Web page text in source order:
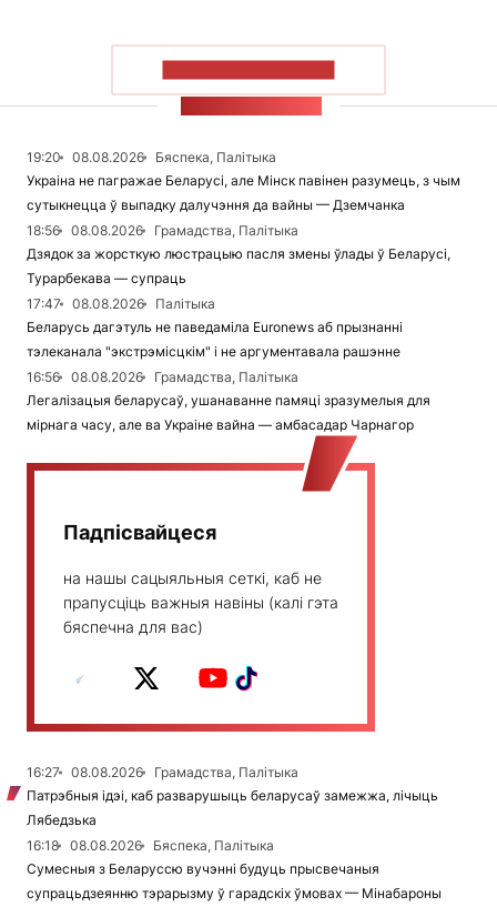
19:20 08.08.2026
Бяспека, Палітыка
Украіна не пагражае Беларусі, але Мінск павінен разумець, з чым
сутыкнецца ў выпадку далучэння да вайны — Дземчанка
18:56
08.08.2026
Грамадства, Палітыка
Дзядок за жорсткую люстрацыю пасля змены ўлады ў Беларусі,
Турарбекава — супраць
17:47
08.08.2026
Палітыка
Беларусь дагэтуль не паведаміла Euronews аб прызнанні
тэлеканала "экстрэмісцкім" і не аргументавала рашэнне
16:56
08.08.2026
Грамадства, Палітыка
Легалізацыя беларусаў, ушанаванне памяці зразумелыя для
мірнага часу, але ва Украіне вайна — амбасадар Чарнагор
Падпісвайцеся
на нашы сацыяльныя сеткі, каб не
прапусціць важныя навіны (калі гэта
бяспечна для вас)
16:27 08.08.2026
Грамадства, Палітыка
Патрэбныя ідэі, каб разварушыць беларусаў замежжа, лічыць
Лябедзька
16:18
08.08.2026
Бяспека, Палітыка
Сумесныя з Беларуссю вучэнні будуць прысвечаныя
супрацьдзеянню тэрарызму ў гарадскіх ўмовах — Мінабароны